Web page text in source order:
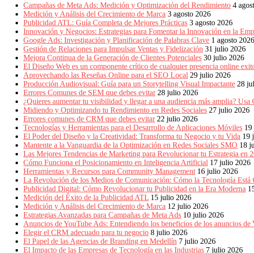
Periódicos
Producción
Gráfica
Colombia.
Campañas de Meta Ads: Medición y Optimización del Rendimiento 4
Medición y Análisis del Crecimiento de Marca 3 agosto 2026
Publicidad ATL: Guía Completa de Mejores Prácticas 3 agosto 2026
Innovación y Negocios: Estrategias para Fomentar la Innovación en la
Google Ads: Investigación y Planificación de Palabras Clave 1 agosto 2026
Gestión de Relaciones para Impulsar Ventas y Fidelización 31 julio 2026
Mejora Continua de la Generación de Clientes Potenciales 30 julio 2026
El Diseño Web es un componente crítico de cualquier presencia online
Aprovechando las Reseñas Online para el SEO Local 29 julio 2026
Producción Audiovisual: Guía para un Storytelling Visual Impactante 28
Errores Comunes de SEM que debes evitar 28 julio 2026
¿Quieres aumentar tu visibilidad y llegar a una audiencia más amplia? Usa
Midiendo y Optimizando tu Rendimiento en Redes Sociales 27 julio 2026
Errores comunes de CRM que debes evitar 22 julio 2026
Tecnologías y Herramientas para el Desarrollo de Aplicaciones Móviles
El Poder del Diseño y la Creatividad: Transforma tu Negocio y tu Vida 19
Mantente a la Vanguardia de la Optimización en Redes Sociales SMO 18
Las Mejores Tendencias de Marketing para Revolucionar tu Estrategia en
Cómo Funciona el Posicionamiento en Inteligencia Artificial 17 julio 2026
Herramientas y Recursos para Community Management 16 julio 2026
La Revolución de los Medios de Comunicación: Cómo la Tecnología Está
Publicidad Digital: Cómo Revolucionar tu Publicidad en la Era Moderna
Medición del Éxito de la Publicidad ATL 15 julio 2026
Medición y Análisis del Crecimiento de Marca 12 julio 2026
Estrategias Avanzadas para Campañas de Meta Ads 10 julio 2026
Anuncios de YouTube Ads: Entendiendo los beneficios de los anuncios de
Elegir el CRM adecuado para tu negocio 8 julio 2026
El Papel de las Agencias de Branding en Medellín 7 julio 2026
El Impacto de las Empresas de Tecnología en las Industrias 7 julio 2026